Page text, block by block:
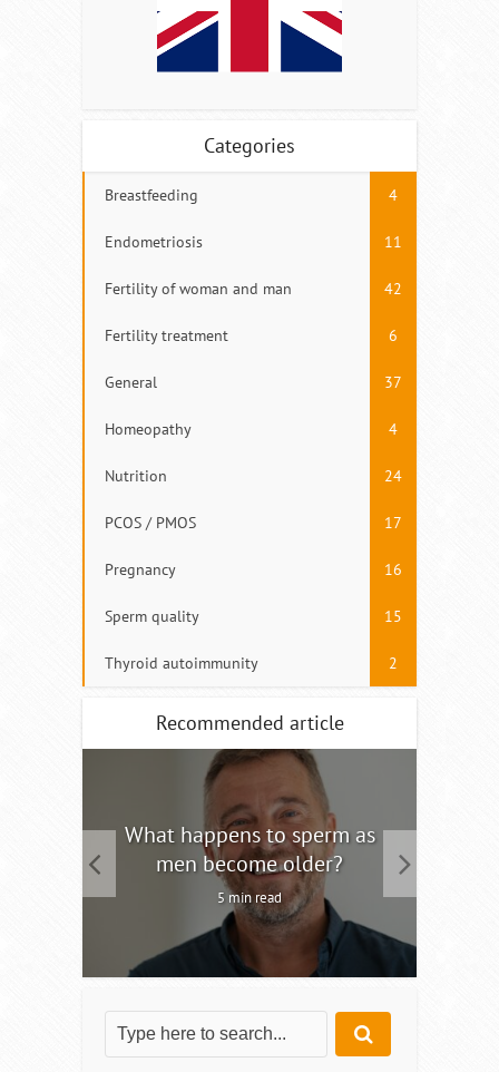
Categories
Breastfeeding 4
Endometriosis 11
Fertility of woman and man 42
Fertility treatment 6
General 37
Homeopathy 4
Nutrition 24
PCOS / PMOS 17
Pregnancy 16
Sperm quality 15
Thyroid autoimmunity 2
Recommended article
What happens to sperm as
men become older?
5 min read